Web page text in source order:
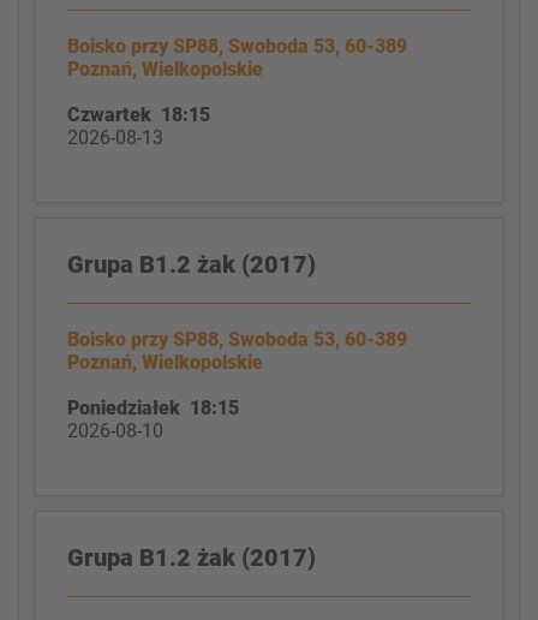
Boisko przy SP88, Swoboda 53, 60-389
Poznań, Wielkopolskie
Czwartek 18:15
2026-08-13
Grupa B1.2 żak (2017)
Boisko przy SP88, Swoboda 53, 60-389
Poznań, Wielkopolskie
Poniedziałek 18:15
2026-08-10
Grupa B1.2 żak (2017)